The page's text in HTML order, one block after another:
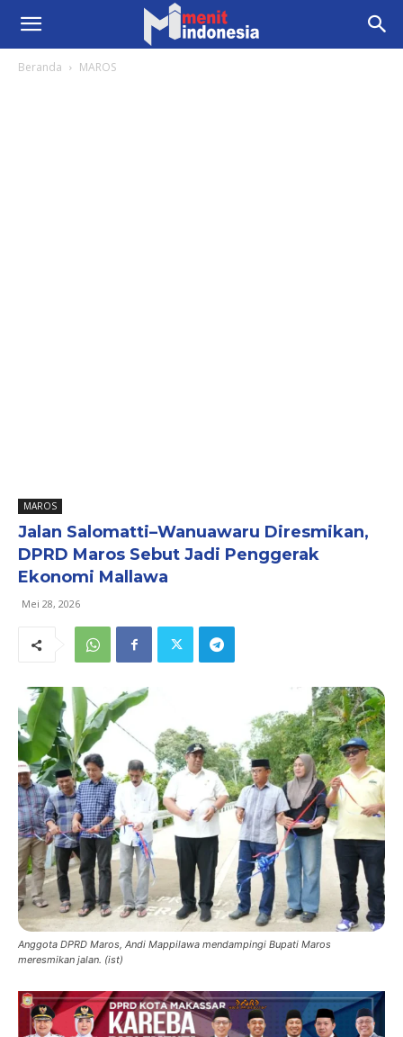
Beranda MAROS
MAROS
Jalan Salomatti–Wanuawaru Diresmikan,
DPRD Maros Sebut Jadi Penggerak
Ekonomi Mallawa
Mei 28, 2026
Anggota DPRD Maros, Andi Mappilawa mendampingi Bupati Maros
meresmikan jalan. (ist)